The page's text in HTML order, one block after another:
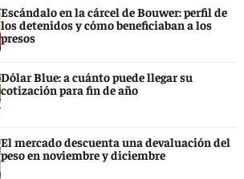
Escándalo en la cárcel de Bouwer: perfil de
los detenidos y cómo beneficiaban a los
presos
Dólar Blue: a cuánto puede llegar su
cotización para fin de año
El mercado descuenta una devaluación del
peso en noviembre y diciembre